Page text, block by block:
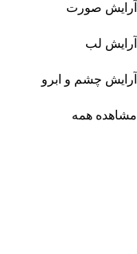
آرایش صورت
آرایش لب
آرایش چشم و ابرو
مشاهده همه